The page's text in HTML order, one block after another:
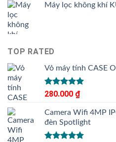
Máy lọc không khí
TOP RATED
Vỏ máy tính CASE
Được xếp
5.00
5 sao
280.000 ₫
Camera Wifi 4MP
đèn Spotlight